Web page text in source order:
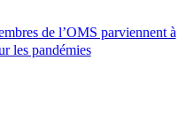
de l’OMS parviennent à
les pandémies